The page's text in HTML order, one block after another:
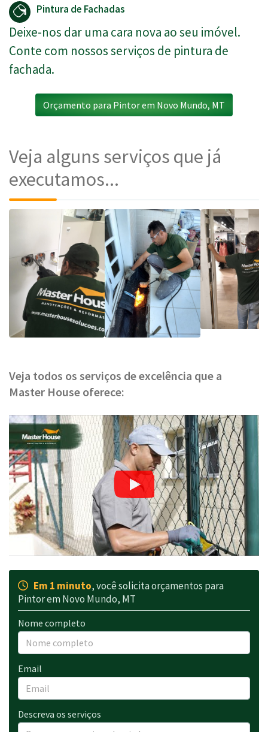
Pintura de Fachadas
Deixe-nos dar uma cara nova ao seu imóvel.
Conte com nossos serviços de pintura de
fachada.
Orçamento para Pintor em Novo Mundo, MT
Veja alguns serviços que já
executamos...
Veja todos os serviços de excelência que a
Master House oferece:
Em 1 minuto, você solicita orçamentos para
Pintor em Novo Mundo, MT
Nome completo
Email
Descreva os serviços